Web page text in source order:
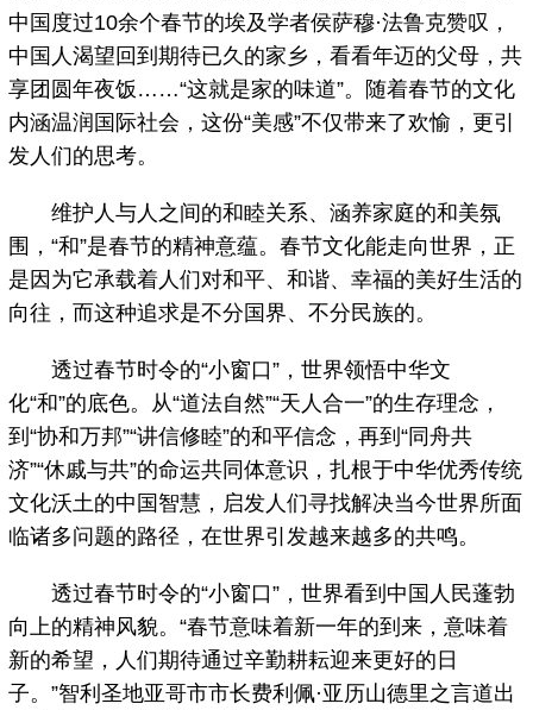
中国度过10余个春节的埃及学者侯萨穆·法鲁克赞叹，
中国人渴望回到期待已久的家乡，看看年迈的父母，共
享团圆年夜饭……“这就是家的味道”。随着春节的文化
内涵温润国际社会，这份“美感”不仅带来了欢愉，更引
发人们的思考。
维护人与人之间的和睦关系、涵养家庭的和美氛
围，“和”是春节的精神意蕴。春节文化能走向世界，正
是因为它承载着人们对和平、和谐、幸福的美好生活的
向往，而这种追求是不分国界、不分民族的。
透过春节时令的“小窗口”，世界领悟中华文
化“和”的底色。从“道法自然”“天人合一”的生存理念，
到“协和万邦”“讲信修睦”的和平信念，再到“同舟共
济”“休戚与共”的命运共同体意识，扎根于中华优秀传统
文化沃土的中国智慧，启发人们寻找解决当今世界所面
临诸多问题的路径，在世界引发越来越多的共鸣。
透过春节时令的“小窗口”，世界看到中国人民蓬勃
向上的精神风貌。“春节意味着新一年的到来，意味着
新的希望，人们期待通过辛勤耕耘迎来更好的日
子。”智利圣地亚哥市市长费利佩·亚历山德里之言道出